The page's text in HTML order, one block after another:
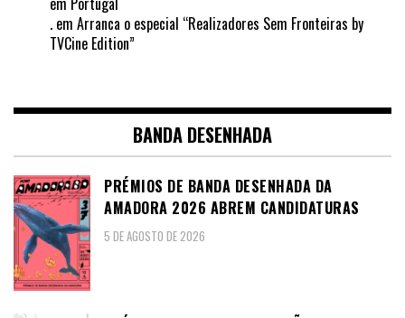
. em Arranca o especial “Realizadores Sem Fronteiras by
TVCine Edition”
BANDA DESENHADA
PRÉMIOS DE BANDA DESENHADA DA
AMADORA 2026 ABREM CANDIDATURAS
5 DE AGOSTO DE 2026